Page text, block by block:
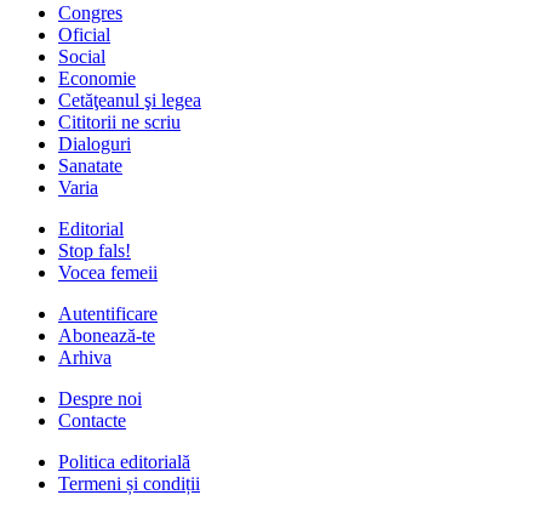
Congres
Oficial
Social
Economie
Cetăţeanul şi legea
Cititorii ne scriu
Dialoguri
Sanatate
Varia
Editorial
Stop fals!
Vocea femeii
Autentificare
Abonează-te
Arhiva
Despre noi
Contacte
Politica editorială
Termeni și condiții